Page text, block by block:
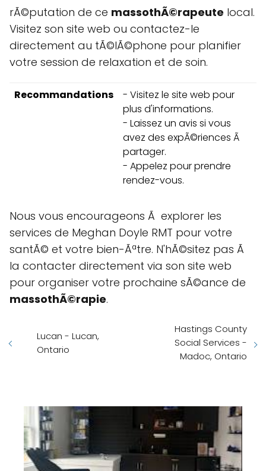
rÃ©putation de ce massothÃ©rapeute local.
Visitez son site web ou contactez-le
directement au tÃ©lÃ©phone pour planifier
votre session de relaxation et de soin.
Recommandations
- Visitez le site web pour
plus d'informations.
- Laissez un avis si vous
avez des expÃ©riences Ã
partager.
- Appelez pour prendre
rendez-vous.
Nous vous encourageons Ã explorer les
services de Meghan Doyle RMT pour votre
santÃ© et votre bien-Ãªtre. N'hÃ©sitez pas Ã
la contacter directement via son site web
pour organiser votre prochaine sÃ©ance de
massothÃ©rapie.
Lucan - Lucan,
Ontario
Hastings County
Social Services -
Madoc, Ontario